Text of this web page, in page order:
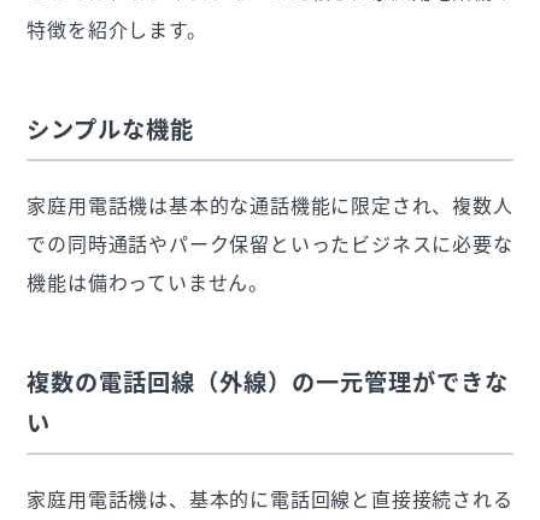
特徴を紹介します。
シンプルな機能
家庭用電話機は基本的な通話機能に限定され、複数人
での同時通話やパーク保留といったビジネスに必要な
機能は備わっていません。
複数の電話回線（外線）の一元管理ができな
い
家庭用電話機は、基本的に電話回線と直接接続される